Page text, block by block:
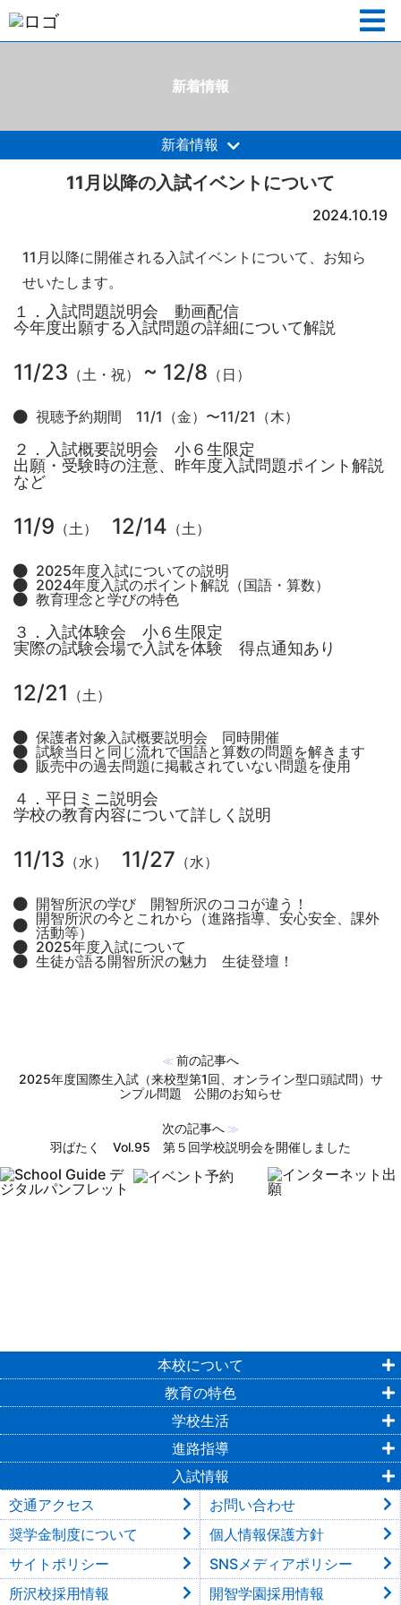
新着情報
新着情報
11月以降の入試イベントについて
2024.10.19
11月以降に開催される入試イベントについて、お知ら
せいたします。
１．入試問題説明会 動画配信
今年度出願する入試問題の詳細について解説
11/23 （土・祝） ~ 12/8 （日）
視聴予約期間 11/1（金）〜11/21（木）
２．入試概要説明会 小６生限定
出願・受験時の注意、昨年度入試問題ポイント解説
など
11/9 （土） 12/14 （土）
2025年度入試についての説明
2024年度入試のポイント解説（国語・算数）
教育理念と学びの特色
３．入試体験会 小６生限定
実際の試験会場で入試を体験 得点通知あり
12/21 （土）
保護者対象入試概要説明会 同時開催
試験当日と同じ流れで国語と算数の問題を解きます
販売中の過去問題に掲載されていない問題を使用
４．平日ミニ説明会
学校の教育内容について詳しく説明
11/13 （水） 11/27 （水）
開智所沢の学び 開智所沢のココが違う！
開智所沢の今とこれから（進路指導、安心安全、課外
活動等）
2025年度入試について
生徒が語る開智所沢の魅力 生徒登壇！
≪ 前の記事へ
2025年度国際生入試（来校型第1回、オンライン型口頭試問）サ
ンプル問題 公開のお知らせ
次の記事へ ≫
羽ばたく Vol.95 第５回学校説明会を開催しました
本校について
教育の特色
学校生活
進路指導
入試情報
交通アクセス
お問い合わせ
奨学金制度について
個人情報保護方針
サイトポリシー
SNSメディアポリシー
所沢校採用情報
開智学園採用情報